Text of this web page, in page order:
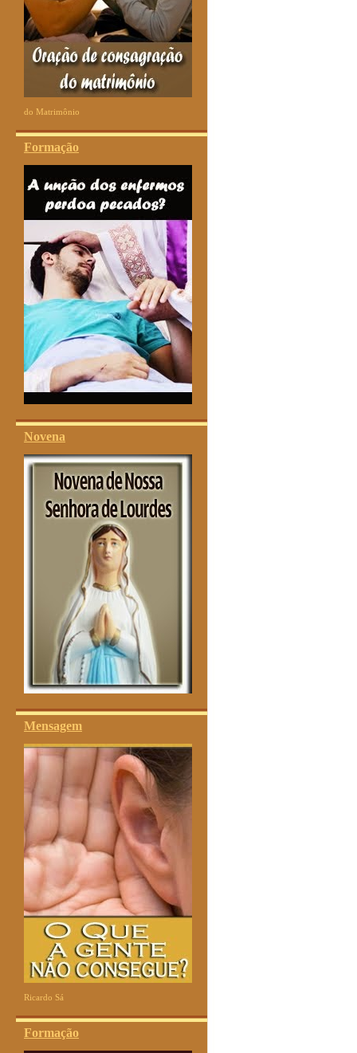
do Matrimônio
Formação
Novena
Mensagem
Ricardo Sá
Formação